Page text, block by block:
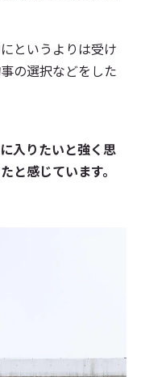
というよりは受け
の選択などをした
入りたいと強く思
と感じています。